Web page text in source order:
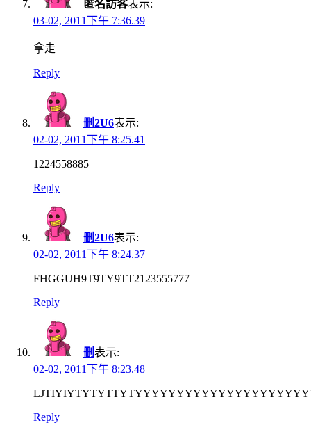
匿名訪客表示:
03-02, 2011下午 7:36.39
拿走
Reply
刪2U6表示:
02-02, 2011下午 8:25.41
1224558885
Reply
刪2U6表示:
02-02, 2011下午 8:24.37
FHGGUH9T9TY9TT2123555777
Reply
刪表示:
02-02, 2011下午 8:23.48
Reply